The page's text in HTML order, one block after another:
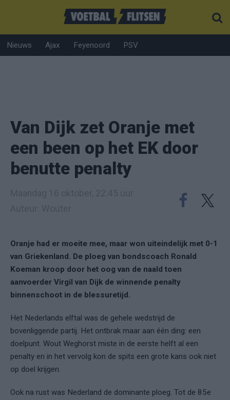
Nieuws Ajax Feyenoord PSV
Van Dijk zet Oranje met
een been op het EK door
benutte penalty
Oranje had er moeite mee, maar won uiteindelijk met 0-1
van Griekenland. De ploeg van bondscoach Ronald
Koeman kroop door het oog van de naald toen
aanvoerder Virgil van Dijk de winnende penalty
binnenschoot in de blessuretijd.
Het Nederlands elftal was de gehele wedstrijd de
bovenliggende partij. Het ontbrak maar aan één ding: een
doelpunt. Wout Weghorst miste in de eerste helft al een
penalty en in het vervolg kon de spits een grote kans ook niet
op doel krijgen.
Ook na rust was Nederland de dominante ploeg. Tot de 85e